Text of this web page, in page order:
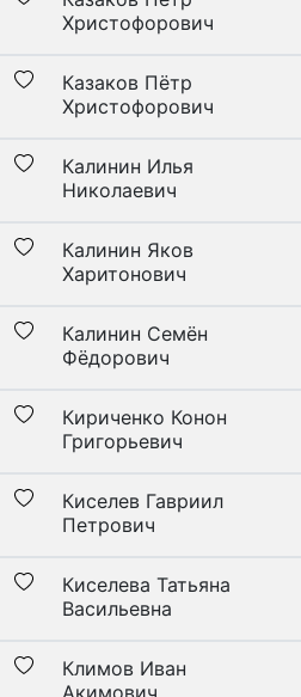
Христофорович
Казаков Пётр
Христофорович
Калинин Илья
Николаевич
Калинин Яков
Харитонович
Калинин Семён
Фёдорович
Кириченко Конон
Григорьевич
Киселев Гавриил
Петрович
Киселева Татьяна
Васильевна
Климов Иван
Акимович